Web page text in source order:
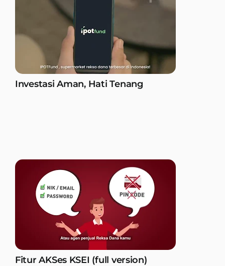
Investasi Aman, Hati Tenang
Fitur AKSes KSEI (full version)